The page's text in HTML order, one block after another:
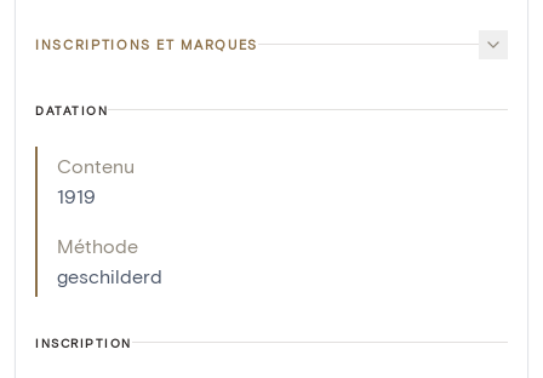
INSCRIPTIONS ET MARQUES
DATATION
Contenu
1919
Méthode
geschilderd
INSCRIPTION